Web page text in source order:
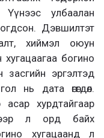
улбаалан
Дэвшилтэт
хиймэл оюун
богино
засгийн эргэлтэд
нь дата өгөгдөл.
хурдтайгаар
л орд байх
хугацаанд л